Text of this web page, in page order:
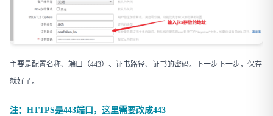
主要是配置名称、端口（443）、证书路径、证书的密码。下一步下一步，保存
就好了。
注：HTTPS是443端口，这里需要改成443